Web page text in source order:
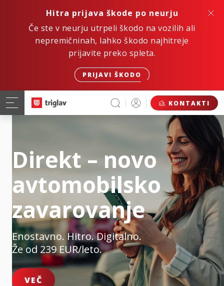
Hitra prijava škode po neurju
Če ste v neurju utrpeli škodo na vozilih ali
nepremičninah, lahko škodo najhitreje
prijavite preko spleta.
PRIJAVI ŠKODO
KONTAKTI
Direkt – novo
avtomobilsko
zavarovanje
Enostavno. Hitro. Digitalno.
Že od 239 EUR/leto.
VEČ